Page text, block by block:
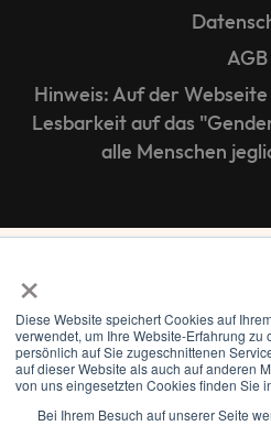
×
Diese Website speichert Cookies auf
verwendet, um Ihre Website-Erfahrung zu
persönlich auf Sie zugeschnittenen
auf dieser Website als auch auf anderen
von uns eingesetzten Cookies finden Sie
Bei Ihrem Besuch auf unserer Seite
AGB
Hinweis: Auf der
Lesbarkeit auf das
alle Menschen
© 2021-2026 we